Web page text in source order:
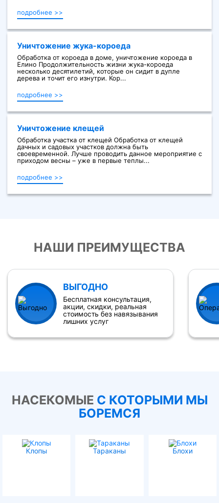
подробнее >>
Уничтожение жука-короеда
Обработка от короеда в доме, уничтожение короеда в
Елино Продолжительность жизни жука-короеда
несколько десятилетий, которые он сидит в дупле
дерева и точит его изнутри. Кор...
подробнее >>
Уничтожение клещей
Обработка участка от клещей Обработка от клещей
дачных и садовых участков должна быть
своевременной. Лучше проводить данное мероприятие с
приходом весны – уже в первые теплы...
подробнее >>
НАШИ ПРЕИМУЩЕСТВА
ВЫГОДНО
Бесплатная консультация,
акции, скидки, реальная
стоимость без навязывания
лишних услуг
НАСЕКОМЫЕ С КОТОРЫМИ МЫ
БОРЕМСЯ
Клопы Тараканы Блохи